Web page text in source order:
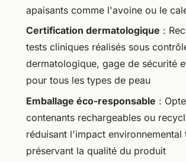
apaisants comme l'avoine ou le
Certification dermatologique :
tests cliniques réalisés sous
dermatologique, gage de sécurité
pour tous les types de peau
Emballage éco-responsable :
contenants rechargeables ou
réduisant l'impact environnemental
préservant la qualité du produit